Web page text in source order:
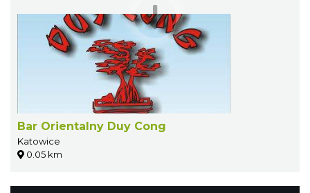
Bar Orientalny Duy Cong
Katowice
0.05 km